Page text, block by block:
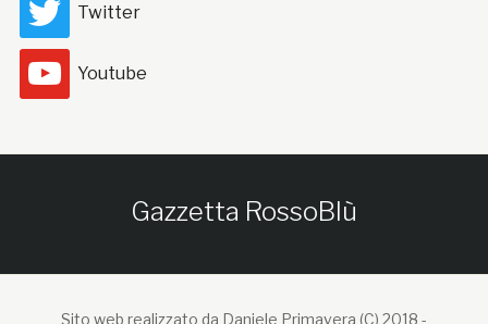
Twitter
Youtube
Gazzetta RossoBlù
Sito web realizzato da Daniele Primavera (C) 2018 -